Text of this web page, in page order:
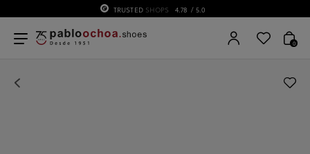
TRUSTED SHOPS 4.78 / 5.0
0